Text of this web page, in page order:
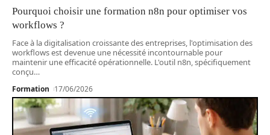
Pourquoi choisir une formation n8n pour optimiser vos
workflows ?
Face à la digitalisation croissante des entreprises, l'optimisation des
workflows est devenue une nécessité incontournable pour
maintenir une efficacité opérationnelle. L'outil n8n, spécifiquement
conçu…
Formation 17/06/2026